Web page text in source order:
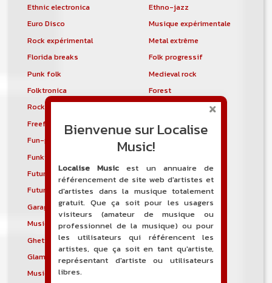
Ethnic electronica
Ethno-jazz
Euro Disco
Musique expérimentale
Rock expérimental
Metal extrême
Florida breaks
Folk progressif
Punk folk
Medieval rock
Folktronica
Forest
Rock progressif français
Freeform hardcore
Freestyle
Fun-punk
Funkstep
Funktronica
Future bass
Future garage
Future house
G-funk
Garage house
Garage punk
Musique mixte
Ghetto house
Ghettotech
Glam metal
Glam punk
Gospel blues
Musique gothique
Bienvenue sur Localise
Music!
Localise Music est un annuaire de
référencement de site web d'artistes et
d'artistes dans la musique totalement
gratuit. Que ça soit pour les usagers
visiteurs (amateur de musique ou
professionnel de la musique) ou pour
les utilisateurs qui référencent les
artistes, que ça soit en tant qu'artiste,
représentant d'artiste ou utilisateurs
libres.